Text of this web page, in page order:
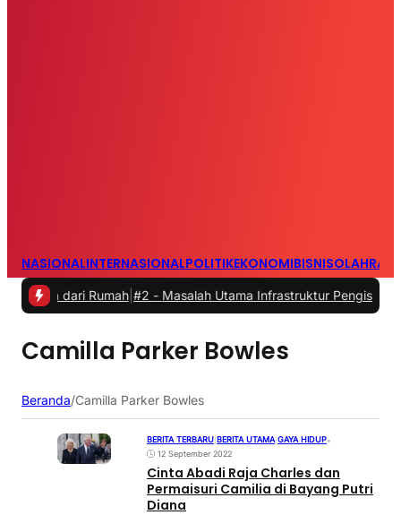
NASIONALINTERNASIONALPOLITIKEKONOMIBISNIS
dari Rumah |#2 -Masalah Utama Infrastruktur Pengisian Daya
Camilla Parker Bowles
Beranda/Camilla Parker Bowles
BERITA TERBARU BERITA UTAMA|GAYA HIDUP•
12 September 2022
Cinta Abadi Raja Charles dan
Permaisuri Camilia di Bayang Putri
Diana